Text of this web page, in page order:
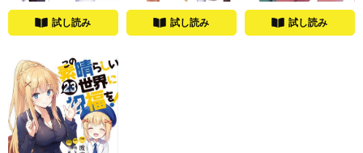
試し読み 試し読み 試し読み